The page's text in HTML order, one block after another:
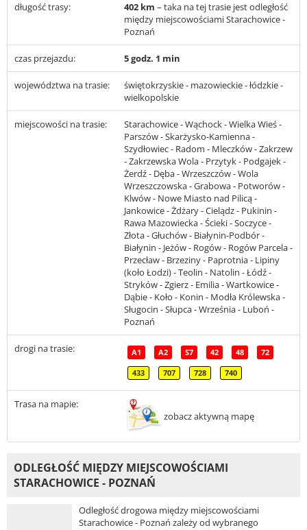
długość trasy: 402 km – taka na tej trasie jest odległość
między miejscowościami Starachowice -
Poznań
czas przejazdu: 5 godz. 1 min
województwa na trasie:
świętokrzyskie - mazowieckie - łódzkie -
wielkopolskie
miejscowości na trasie:
Starachowice - Wąchock - Wielka Wieś -
Parszów - Skarżysko-Kamienna -
Szydłowiec - Radom - Mleczków - Zakrzew
- Zakrzewska Wola - Przytyk - Podgajek -
Żerdź - Dęba - Wrzeszczów - Wola
Wrzeszczowska - Grabowa - Potworów -
Klwów - Nowe Miasto nad Pilicą -
Jankowice - Żdżary - Cielądz - Pukinin -
Rawa Mazowiecka - Ścieki - Soczyce -
Złota - Głuchów - Białynin-Podbór -
Białynin - Jeżów - Rogów - Rogów Parcela -
Przecław - Brzeziny - Paprotnia - Lipiny
(koło Łodzi) - Teolin - Natolin - Łódź -
Stryków - Zgierz - Emilia - Wartkowice -
Dąbie - Koło - Konin - Modła Królewska -
Sługocin - Słupca - Września - Luboń -
Poznań
drogi na trasie: A1 A2 S7 42 48 72
433 707 728 740
Trasa na mapie:
zobacz aktywną mapę
ODLEGŁOŚĆ MIĘDZY MIEJSCOWOŚCIAMI
STARACHOWICE - POZNAŃ
Odległość drogowa między miejscowościami
Starachowice - Poznań zależy od wybranego